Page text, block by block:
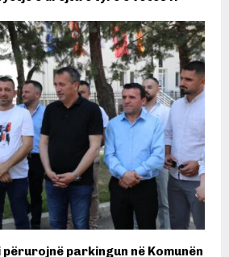
përurojnë parkingun në Komunën